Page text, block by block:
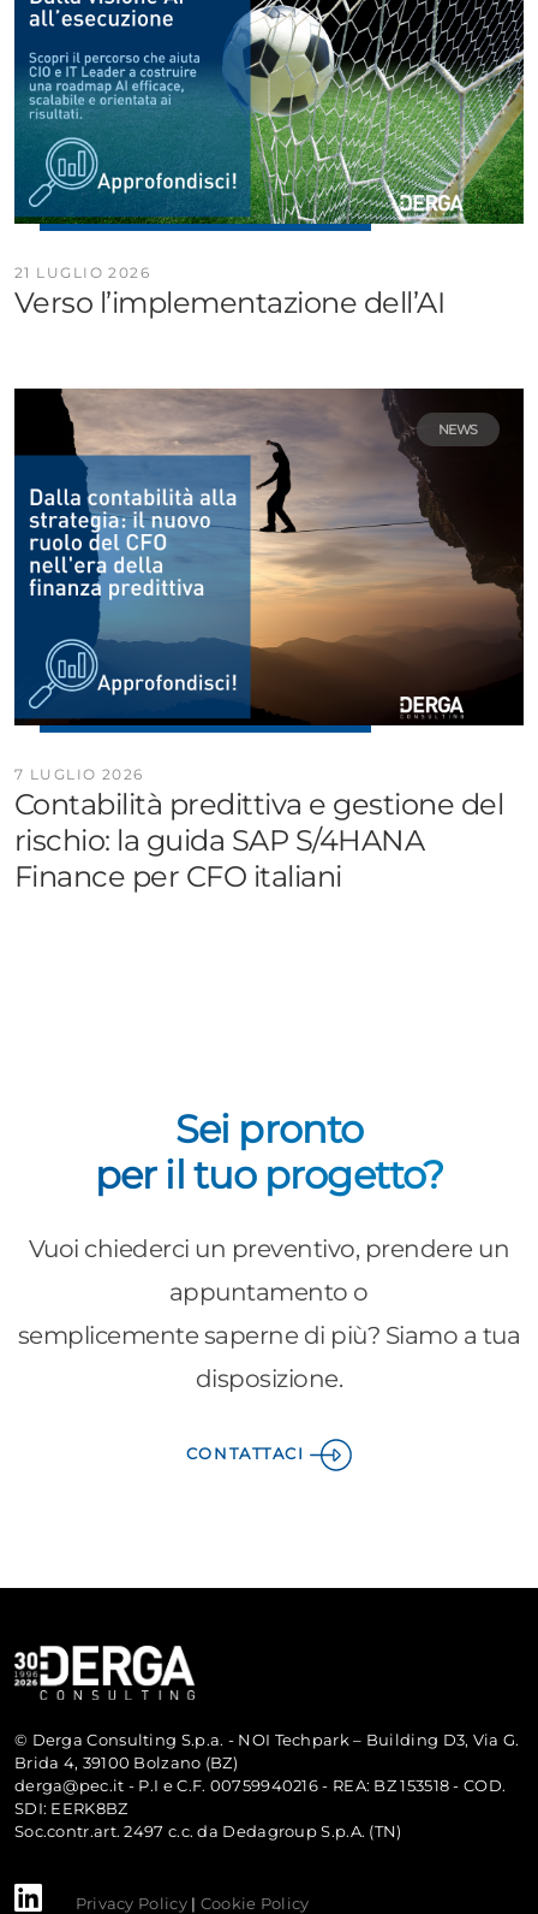
21 LUGLIO 2026
Verso l’implementazione dell’AI
NEWS
7 LUGLIO 2026
Contabilità predittiva e gestione del
rischio: la guida SAP S/4HANA
Finance per CFO italiani
Sei pronto
per il tuo progetto?
Vuoi chiederci un preventivo, prendere un
appuntamento o
semplicemente saperne di più? Siamo a tua
disposizione.
CONTATTACI
© Derga Consulting S.p.a. - NOI Techpark – Building D3, Via G.
Brida 4, 39100 Bolzano (BZ)
derga@pec.it - P.I e C.F. 00759940216 - REA: BZ 153518 - COD.
SDI: EERK8BZ
Soc.contr.art. 2497 c.c. da Dedagroup S.p.A. (TN)
Privacy Policy| Cookie Policy